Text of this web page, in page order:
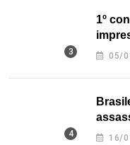
1º
Texas
05/
16/